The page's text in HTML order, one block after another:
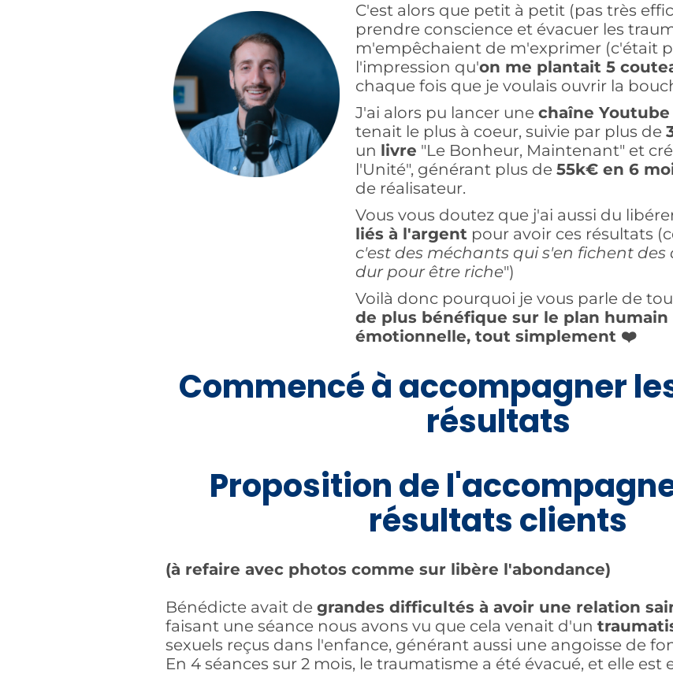
C'est alors que petit à petit (pas très
prendre conscience et évacuer les
m'empêchaient de m'exprimer (c'était
l'impression qu'on me plantait 5
chaque fois que je voulais ouvrir la
J'ai alors pu lancer une chaîne Youtube
tenait le plus à coeur, suivie par plus de
un livre "Le Bonheur, Maintenant" et
l'Unité", générant plus de 55k€ en 6
de réalisateur.
Vous vous doutez que j'ai aussi du
liés à l'argent pour avoir ces résultats
c'est des méchants qui s'en fichent des
dur pour être riche")
Voilà donc pourquoi je vous parle de
de plus bénéfique sur le plan
émotionnelle, tout simplement ❤️
Commencé à accompagner
résultats
Proposition de
résultats clients
(à refaire avec photos comme sur libère l'abondance)
Bénédicte avait de grandes difficultés à avoir une relation
faisant une séance nous avons vu que cela venait d'un
sexuels reçus dans l'enfance, générant aussi une angoisse de
En 4 séances sur 2 mois, le traumatisme a été évacué, et elle est